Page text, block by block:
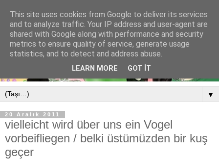
▼
20 Aralık 2011
vielleicht wird über uns ein Vogel
vorbeifliegen / belki üstümüzden bir kuş
geçer
This site uses cookies from Google to deliver its services
and to analyze traffic. Your IP address and user-agent are
shared with Google along with performance and security
metrics to ensure quality of service, generate usage
statistics, and to detect and address abuse.
LEARN MORE GOT IT